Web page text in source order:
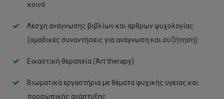
κοινό
Λέσχη ανάγνωσης βιβλίων και άρθρων ψυχολογίας
(ομαδικές συναντήσεις για ανάγνωση και συζήτηση)
Εικαστική θεραπεία (Art therapy)
Βιωματικά εργαστήρια με θέματα ψυχικής υγείας και
προσωπικής ανάπτυξης